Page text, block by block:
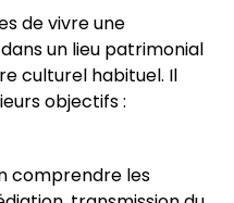
de vivre une
un lieu patrimonial
culturel habituel. Il
objectifs :
comprendre les